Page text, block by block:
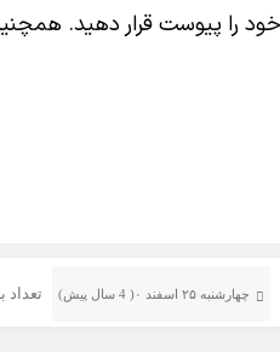
را پیوست قرار دهید.
چهارشنبه ۲۵ اسفند ۰( 4 سال پیش) تعداد